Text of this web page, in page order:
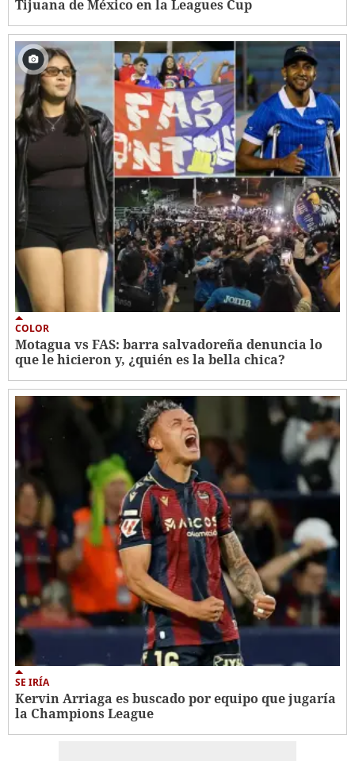
Tijuana de México en la Leagues Cup
COLOR
Motagua vs FAS: barra salvadoreña denuncia lo
que le hicieron y, ¿quién es la bella chica?
SE IRÍA
Kervin Arriaga es buscado por equipo que jugaría
la Champions League